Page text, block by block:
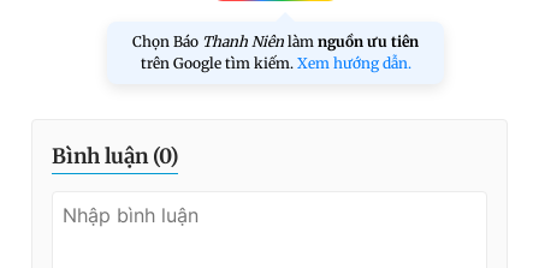
Chọn Báo Thanh Niên làm nguồn ưu tiên
trên Google tìm kiếm. Xem hướng dẫn.
Bình luận (0)